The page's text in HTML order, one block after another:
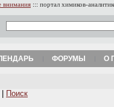
внимания ::: портал химиков-
ФОРУМЫ О
Поиск